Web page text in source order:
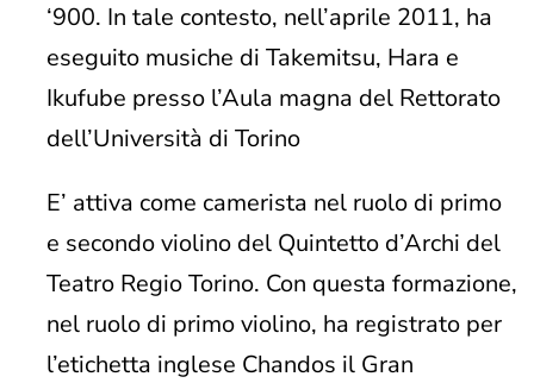
‘900. In tale contesto, nell’aprile 2011, ha
eseguito musiche di Takemitsu, Hara e
Ikufube presso l’Aula magna del Rettorato
dell’Università di Torino
E’ attiva come camerista nel ruolo di primo
e secondo violino del Quintetto d’Archi del
Teatro Regio Torino. Con questa formazione,
nel ruolo di primo violino, ha registrato per
l’etichetta inglese Chandos il Gran